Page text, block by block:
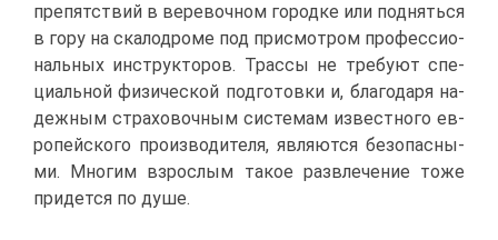
пре­пят­ствий в ве­ре­воч­ном го­род­ке или под­нять­ся
в го­ру на ска­ло­дро­ме под при­смот­ром про­фес­си­о­
наль­ных ин­струк­то­ров. Трас­сы не тре­бу­ют спе­
ци­аль­ной фи­зи­че­ской под­го­тов­ки и, бла­го­да­ря на­
деж­ным стра­хо­воч­ным си­сте­мам из­вест­но­го ев­
ро­пей­ско­го про­из­во­ди­те­ля, яв­ля­ют­ся без­опас­ны­
ми. Мно­гим взрос­лым та­кое раз­вле­че­ние то­же
при­дет­ся по ду­ше.